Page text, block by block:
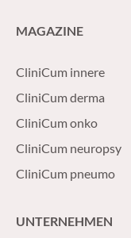
MAGAZINE
CliniCum innere
CliniCum derma
CliniCum onko
CliniCum neuropsy
CliniCum pneumo
UNTERNEHMEN